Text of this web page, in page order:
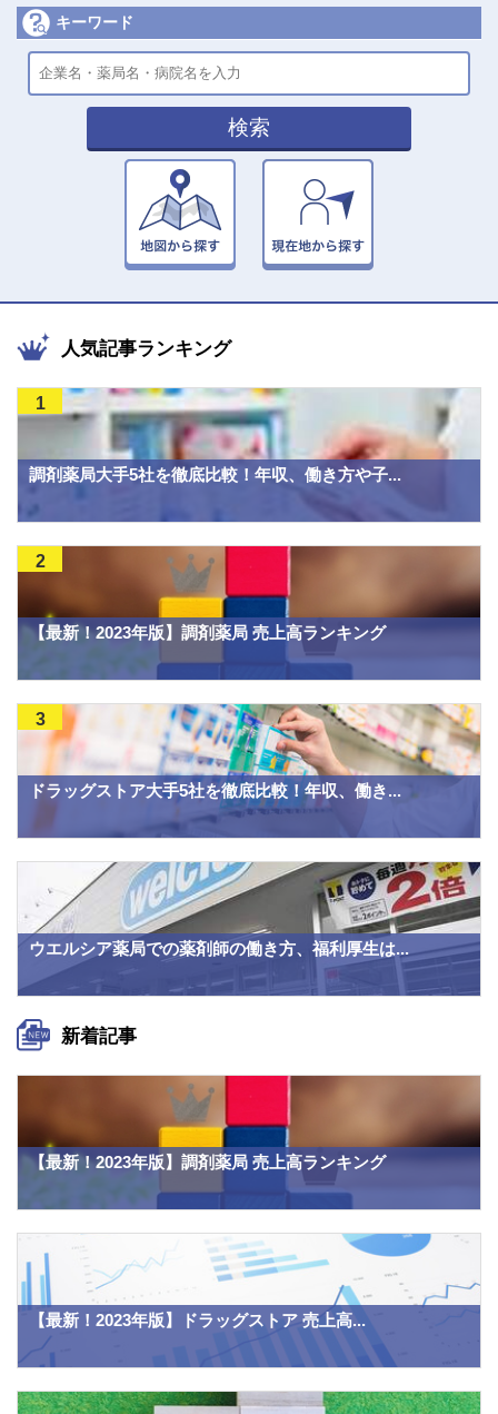
キーワード
検索
人気記事ランキング
調剤薬局大手5社を徹底比較！年収、働き方や子...
1
【最新！2023年版】調剤薬局 売上高ランキング
2
ドラッグストア大手5社を徹底比較！年収、働き...
3
ウエルシア薬局での薬剤師の働き方、福利厚生は...
新着記事
【最新！2023年版】調剤薬局 売上高ランキング
【最新！2023年版】ドラッグストア 売上高...